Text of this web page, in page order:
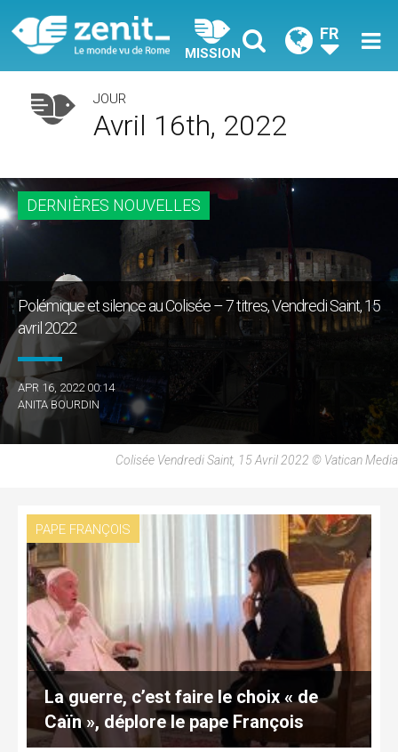
MISSION
FR
JOUR
Avril 16th, 2022
DERNIÈRES NOUVELLES
Polémique et silence au Colisée – 7 titres, Vendredi Saint, 15
avril 2022
APR 16, 2022 00:14
ANITA BOURDIN
Colisée Vendredi Saint, 15 Avril 2022 © Vatican Media
PAPE FRANÇOIS
La guerre, c’est faire le choix « de
Caïn », déplore le pape François